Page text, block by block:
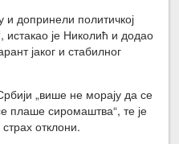
допринели политичкој
истакао је Николић и додао
јаког и стабилног
„више не морају да се
плаше сиромаштва“, те је
отклони.